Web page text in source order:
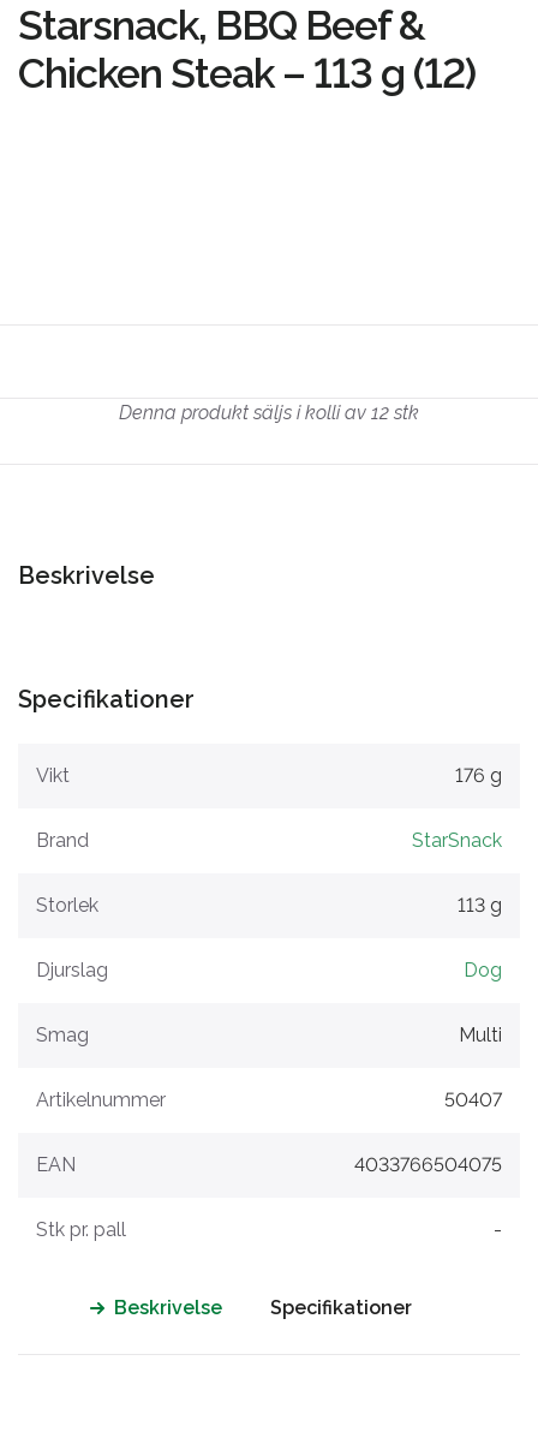
Starsnack, BBQ Beef &
Chicken Steak – 113 g (12)
Denna produkt säljs i kolli av 12 stk
Beskrivelse
Specifikationer
Vikt 176 g
Brand StarSnack
Storlek 113 g
Djurslag Dog
Smag Multi
Artikelnummer 50407
EAN 4033766504075
Stk pr. pall -
Beskrivelse Specifikationer